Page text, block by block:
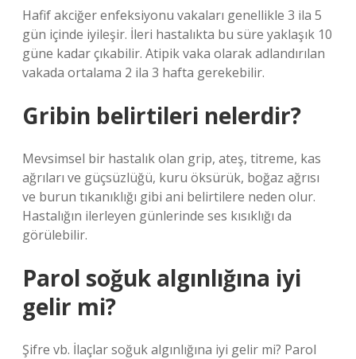
Hafif akciğer enfeksiyonu vakaları genellikle 3 ila 5
gün içinde iyileşir. İleri hastalıkta bu süre yaklaşık 10
güne kadar çıkabilir. Atipik vaka olarak adlandırılan
vakada ortalama 2 ila 3 hafta gerekebilir.
Gribin belirtileri nelerdir?
Mevsimsel bir hastalık olan grip, ateş, titreme, kas
ağrıları ve güçsüzlüğü, kuru öksürük, boğaz ağrısı
ve burun tıkanıklığı gibi ani belirtilere neden olur.
Hastalığın ilerleyen günlerinde ses kısıklığı da
görülebilir.
Parol soğuk algınlığına iyi
gelir mi?
Şifre vb. İlaçlar soğuk algınlığına iyi gelir mi? Parol